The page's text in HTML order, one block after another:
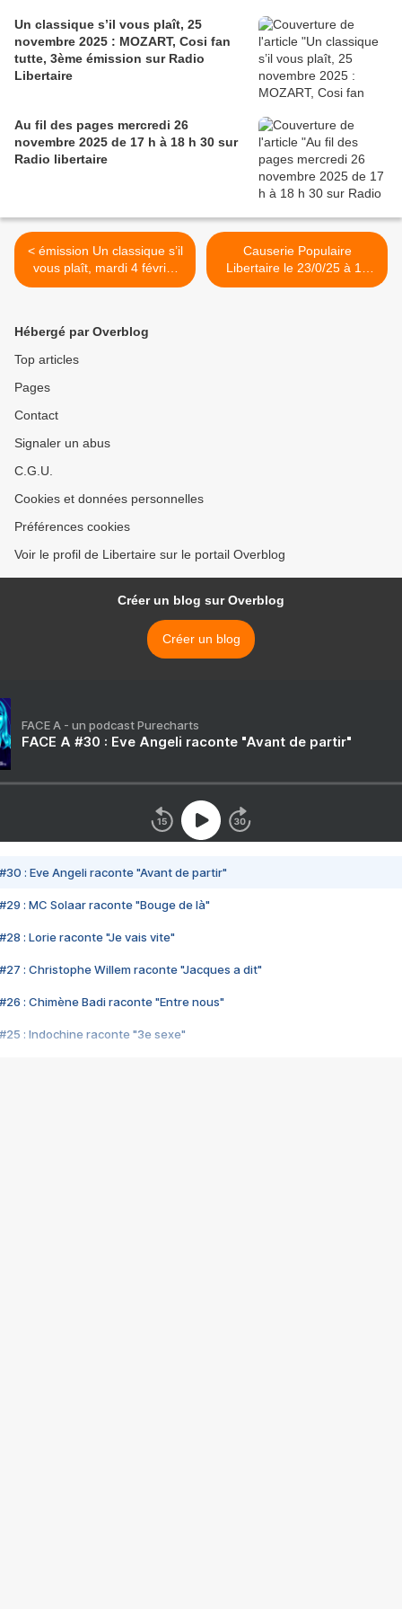
Un classique s’il vous plaît, 25
novembre 2025 : MOZART, Cosi fan
tutte, 3ème émission sur Radio
Libertaire
Au fil des pages mercredi 26
novembre 2025 de 17 h à 18 h 30 sur
Radio libertaire
< émission Un classique s’il
vous plaît, mardi 4 février
2025 : Jacques Offenbach
Causerie Populaire
Libertaire le 23/0/25 à 15
h00 thème l'intelligence
Hébergé par Overblog
Top articles
Pages
Contact
Signaler un abus
C.G.U.
Cookies et données personnelles
Préférences cookies
Voir le profil de Libertaire sur le portail Overblog
Créer un blog sur Overblog
Créer un blog
FACE A - un podcast Purecharts
FACE A #30 : Eve Angeli raconte "Avant de partir"
#30 : Eve Angeli raconte "Avant de partir"
#29 : MC Solaar raconte "Bouge de là"
#28 : Lorie raconte "Je vais vite"
#27 : Christophe Willem raconte "Jacques a dit"
#26 : Chimène Badi raconte "Entre nous"
#25 : Indochine raconte "3e sexe"